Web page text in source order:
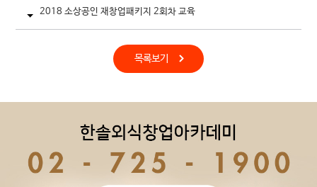
2018 소상공인 재창업패키지 2회차 교육
목록보기